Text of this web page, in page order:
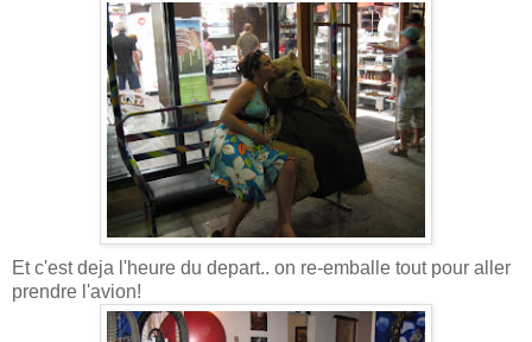
Et c'est deja l'heure du depart.. on re-emballe tout pour aller
prendre l'avion!